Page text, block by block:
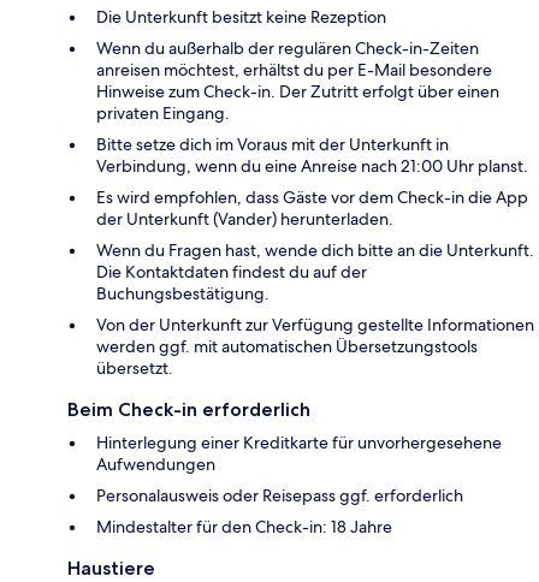
Die Unterkunft besitzt keine Rezeption
Wenn du außerhalb der regulären Check-in-Zeiten
anreisen möchtest, erhältst du per E-Mail besondere
Hinweise zum Check-in. Der Zutritt erfolgt über einen
privaten Eingang.
Bitte setze dich im Voraus mit der Unterkunft in
Verbindung, wenn du eine Anreise nach 21:00 Uhr planst.
Es wird empfohlen, dass Gäste vor dem Check-in die App
der Unterkunft (Vander) herunterladen.
Wenn du Fragen hast, wende dich bitte an die Unterkunft.
Die Kontaktdaten findest du auf der
Buchungsbestätigung.
Von der Unterkunft zur Verfügung gestellte Informationen
werden ggf. mit automatischen Übersetzungstools
übersetzt.
Beim Check-in erforderlich
Hinterlegung einer Kreditkarte für unvorhergesehene
Aufwendungen
Personalausweis oder Reisepass ggf. erforderlich
Mindestalter für den Check-in: 18 Jahre
Haustiere